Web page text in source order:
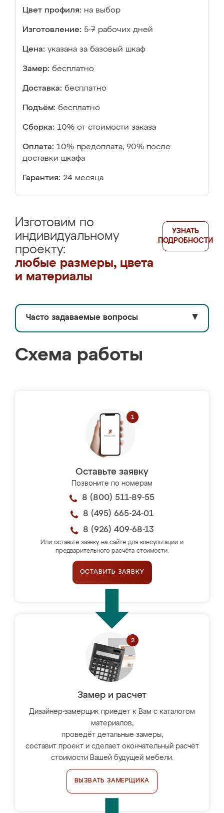
Цвет профиля: на выбор
Изготовление: 5-7 рабочих дней
Цена: указана за базовый шкаф
Замер: бесплатно
Доставка: бесплатно
Подъём: бесплатно
Сборка: 10% от стоимости заказа
Оплата: 10% предоплата, 90% после
доставки шкафа
Гарантия: 24 месяца
Изготовим по
индивидуальному
проекту:
любые размеры, цвета
и материалы
УЗНАТЬ
ПОДРОБНОСТИ
Часто задаваемые вопросы ▼
Схема работы
Оставьте заявку
Позвоните по номерам
8 (800) 511-89-55
8 (495) 665-24-01
8 (926) 409-68-13
Или оставьте заявку на сайте для консультации и
предварительного расчёта стоимости.
ОСТАВИТЬ ЗАЯВКУ
Замер и расчет
Дизайнер-замерщик приедет к Вам с каталогом
материалов,
проведёт детальные замеры,
составит проект и сделает окончательный расчёт
стоимости Вашей будущей мебели.
ВЫЗВАТЬ ЗАМЕРЩИКА